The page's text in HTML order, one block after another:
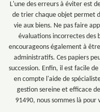
L'une des erreurs à éviter est
de trier chaque objet permet
vie aux biens. Ne pas faire
évaluations incorrectes des
encourageons également à
administratifs. Ces papiers
succession. Enfin, il est facile
en compte l'aide de
gestion sereine et efficace
91490, nous sommes là